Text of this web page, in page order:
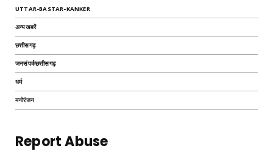
UTTAR-BASTAR-KANKER
अन्यखबरें
छत्तीसगढ़
जनसंपर्कछत्तीसगढ़
धर्म
मनोरंजन
Report Abuse